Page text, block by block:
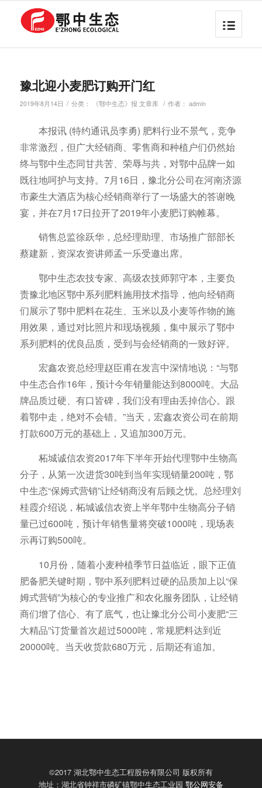
豫北迎小麦肥订购开门红
2019年8月14日 / 分类： 《鄂中生态》报 文章库 / 作者： admin
本报讯 (特约通讯员李勇) 肥料行业不景气，竞争
非常激烈，但广大经销商、零售商和种植户们仍然始
终与鄂中生态同甘共苦、荣辱与共，对鄂中品牌一如
既往地呵护与支持。7月16日，豫北分公司在河南济源
市豪生大酒店为核心经销商举行了一场盛大的答谢晚
宴，并在7月17日拉开了2019年小麦肥订购帷幕。
销售总监徐跃华，总经理助理、市场推广部部长
蔡建新，资深农资讲师孟一乐受邀出席。
鄂中生态农技专家、高级农技师郭守本，主要负
责豫北地区鄂中系列肥料施用技术指导，他向经销商
们展示了鄂中肥料在花生、玉米以及小麦等作物的施
用效果，通过对比照片和现场视频，集中展示了鄂中
系列肥料的优良品质，受到与会经销商的一致好评。
宏鑫农资总经理赵臣甫在发言中深情地说：“与鄂
中生态合作16年，预计今年销量能达到8000吨。大品
牌品质过硬、有口皆碑，我们没有理由丢掉信心。跟
着鄂中走，绝对不会错。”当天，宏鑫农资公司在前期
打款600万元的基础上，又追加300万元。
柘城诚信农资2017年下半年开始代理鄂中生物高
分子，从第一次进货30吨到当年实现销量200吨，鄂
中生态“保姆式营销”让经销商没有后顾之忧。总经理刘
桂霞介绍说，柘城诚信农资上半年鄂中生物高分子销
量已过600吨，预计年销售量将突破1000吨，现场表
示再订购500吨。
10月份，随着小麦种植季节日益临近，眼下正值
肥备肥关键时期，鄂中系列肥料过硬的品质加上以“保
姆式营销”为核心的专业推广和农化服务团队，让经销
商们增了信心、有了底气，也让豫北分公司小麦肥“三
大精品”订货量首次超过5000吨，常规肥料达到近
20000吨。当天收货款680万元，后期还有追加。
©2017 湖北鄂中生态工程股份有限公司 版权所有
地址：湖北省钟祥市磷矿镇鄂中生态工业园 鄂公网安备